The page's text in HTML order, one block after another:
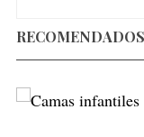
RECOMENDADOS